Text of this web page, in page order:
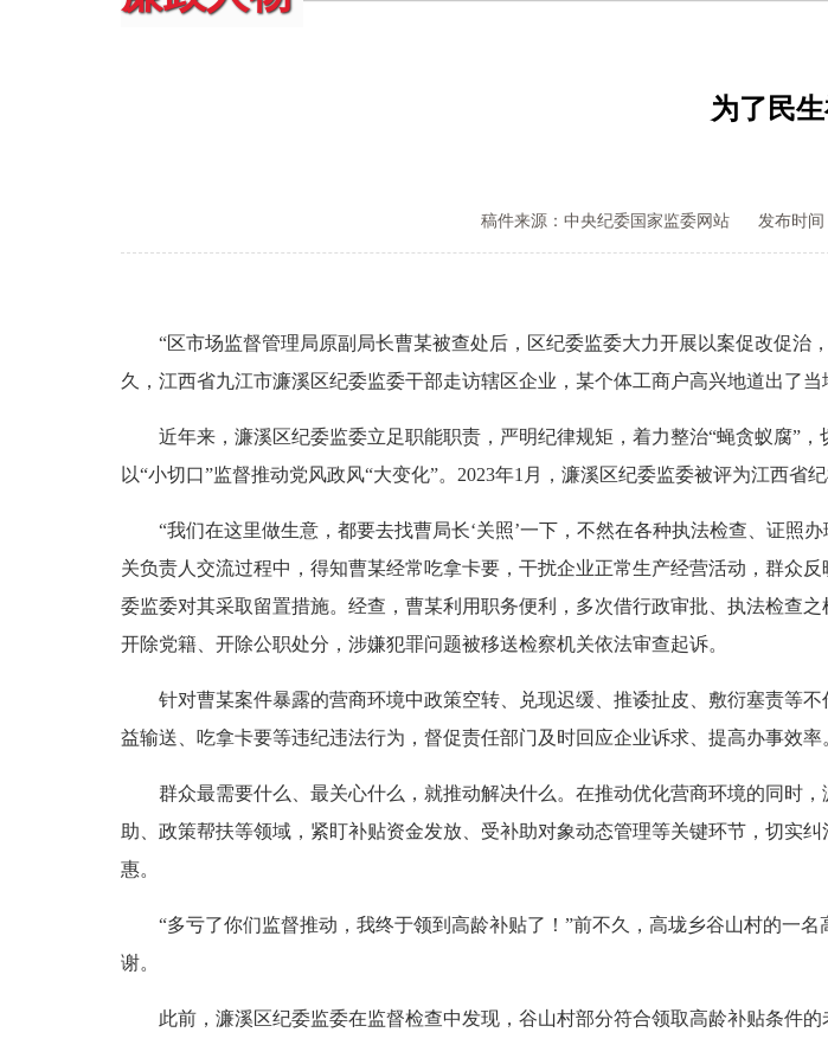
为了民
稿件来源：中央纪委国家监委网站 发布时间
“区市场监督管理局原副局长曹某被查处后，区纪委监委大力开展以案促改促治
久，江西省九江市濂溪区纪委监委干部走访辖区企业，某个体工商户高兴地道出了当
近年来，濂溪区纪委监委立足职能职责，严明纪律规矩，着力整治“蝇贪蚁腐”，
以“小切口”监督推动党风政风“大变化”。2023年1月，濂溪区纪委监委被评为江西省
“我们在这里做生意，都要去找曹局长‘关照’一下，不然在各种执法检查、证照
关负责人交流过程中，得知曹某经常吃拿卡要，干扰企业正常生产经营活动，群众
委监委对其采取留置措施。经查，曹某利用职务便利，多次借行政审批、执法检查
开除党籍、开除公职处分，涉嫌犯罪问题被移送检察机关依法审查起诉。
针对曹某案件暴露的营商环境中政策空转、兑现迟缓、推诿扯皮、敷衍塞责等不
益输送、吃拿卡要等违纪违法行为，督促责任部门及时回应企业诉求、提高办事效
群众最需要什么、最关心什么，就推动解决什么。在推动优化营商环境的同时，
助、政策帮扶等领域，紧盯补贴资金发放、受补助对象动态管理等关键环节，切实
惠。
“多亏了你们监督推动，我终于领到高龄补贴了！”前不久，高垅乡谷山村的一名
谢。
此前，濂溪区纪委监委在监督检查中发现，谷山村部分符合领取高龄补贴条件的